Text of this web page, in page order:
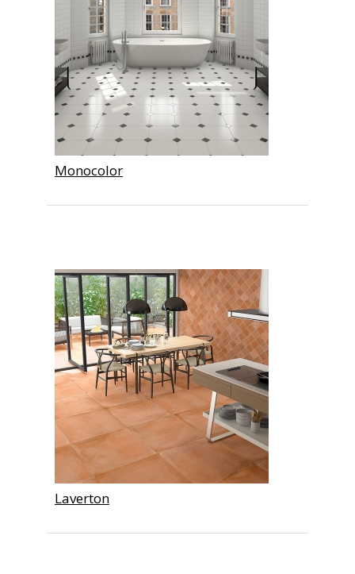
Monocolor
Laverton